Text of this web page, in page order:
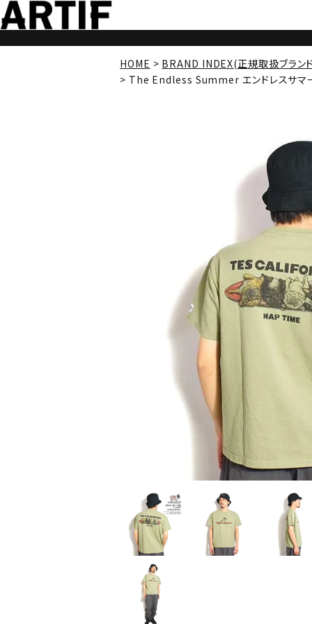
HOME
BRAND INDEX(正規取扱ブラン
The Endless Summer エンドレスサ